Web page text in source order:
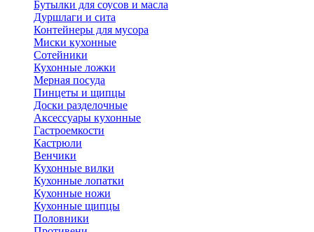
Бутылки для соусов и масла
Дуршлаги и сита
Контейнеры для мусора
Миски кухонные
Сотейники
Кухонные ложки
Мерная посуда
Пинцеты и щипцы
Доски разделочные
Аксессуары кухонные
Гастроемкости
Кастрюли
Венчики
Кухонные вилки
Кухонные лопатки
Кухонные ножи
Кухонные щипцы
Половники